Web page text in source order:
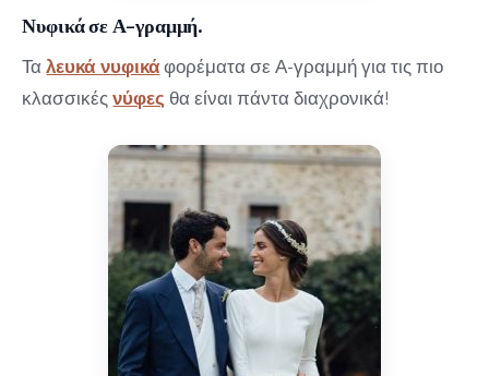
Νυφικά σε Α-γραμμή.
Ταλευκά νυφικά φορέματα σε Α-γραμμή για τις πιο
κλασσικέςνύφες θα είναι πάντα διαχρονικά!